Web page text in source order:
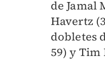
de Jamal
Havertz
dobletes
59) y Tim